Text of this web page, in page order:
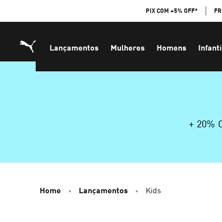
PIX COM +5% OFF*
Lançamentos Mulheres Homens
+ 20%
Home Lançamentos Kids